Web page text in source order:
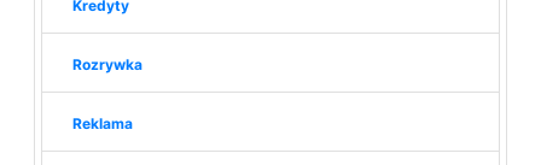
Kredyty
Rozrywka
Reklama